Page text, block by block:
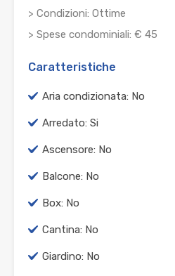
> Condizioni: Ottime
> Spese condominiali: € 45
Caratteristiche
Aria condizionata: No
Arredato: Si
Ascensore: No
Balcone: No
Box: No
Cantina: No
Giardino: No